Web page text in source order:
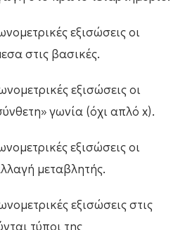
εξισώσεις οι
στις βασικές.
εξισώσεις οι
γωνία (όχι απλό x).
εξισώσεις οι
μεταβλητής.
εξισώσεις στις
τύποι της